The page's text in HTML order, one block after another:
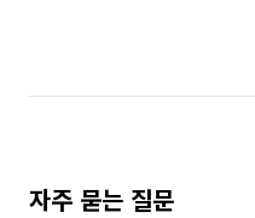
자주 묻는 질문